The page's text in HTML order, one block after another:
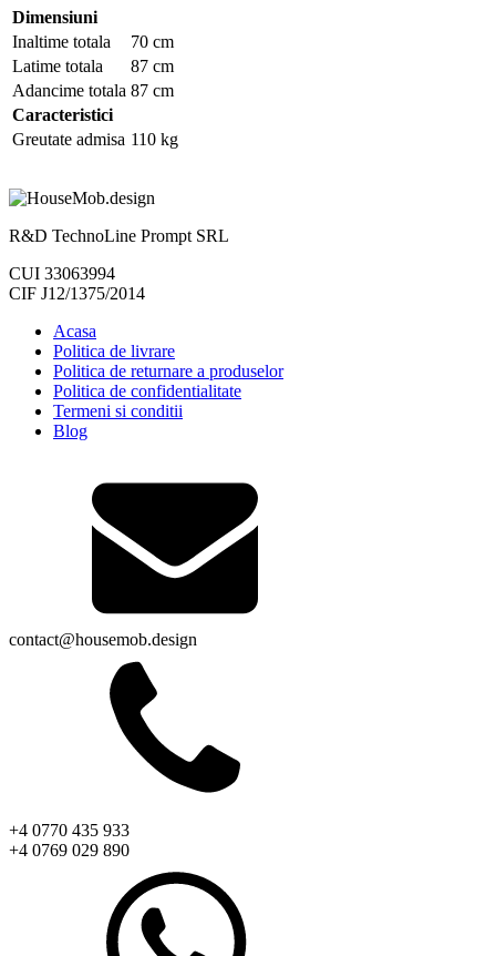
Dimensiuni
Inaltime totala
70 cm
Latime totala
87 cm
Adancime totala 87 cm
Caracteristici
Greutate admisa 110 kg
R&D TechnoLine Prompt SRL
CUI 33063994
CIF J12/1375/2014
Acasa
Politica de livrare
Politica de returnare a produselor
Politica de confidentialitate
Termeni si conditii
Blog
contact@housemob.design
+4 0770 435 933
+4 0769 029 890